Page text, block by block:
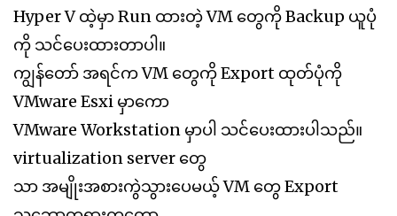
Hyper V ထဲ့မှာ Run ထားတဲ့ VM တွေကို Backup ယူပုံ
ကို သင်ပေးထားတာပါ။
ကျွန်တော် အရင်က VM တွေကို Export ထုတ်ပုံကို
VMware Esxi မှာကော
VMware Workstation မှာပါ သင်ပေးထားပါသည်။
virtualization server တွေ
သာ အမျိုးအစားကွဲသွားပေမယ့် VM တွေ Export